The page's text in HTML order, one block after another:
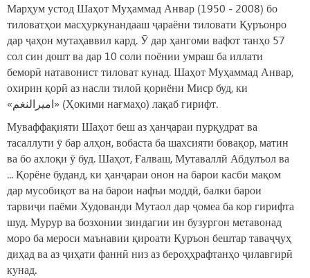
Марҳум устод Шаҳот Муҳаммад Анвар (1950 - 2008) бо
тиловатҳои масҳуркунандааш ҷараёни тиловати Қуръонро
дар ҷаҳон мутаҳаввил кард. Ӯ дар ҳангоми вафот танҳо 57
сол син дошт ва дар 10 соли поёнии умраш ба иллати
беморӣ натавонист тиловат кунад. Шаҳот Муҳаммад Анвар,
охирин қорӣ аз насли тилоӣ қориёни Миср буд, ки
«امیرالنغم» (Ҳокими нағмаҳо) лақаб гирифт.
Муваффақияти Шаҳот беш аз ҳанҷараи пурқудрат ва
тасаллути ӯ бар алҳон, вобаста ба шахсияти бовақор, матин
ва бо ахлоқи ӯ буд. Шаҳот, Ғалваш, Мутаваллӣ Абдулъол ва
... Қорёне буданд, ки ҳанҷараи онон на барои касби мақом
дар мусобиқот ва на барои нафъи моддӣ, балки барои
тарвиҷи паёми Худованди Мутаол дар ҷомеа ба кор гирифта
шуд. Мурур ва бозхонии зиндагии ин бузургон метавонад
моро ба мероси маънавии қироати Қуръон бештар таваҷҷуҳ
диҳад ва аз ҷиҳати фаннӣ низ аз бероҳҳрафтанҳо ҷилавгирӣ
кунад.